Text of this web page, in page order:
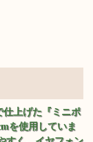
仕上げた『ミニポ
を使用していま